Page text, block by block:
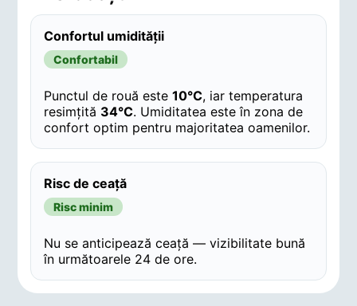
Confortul umidității
Confortabil
Punctul de rouă este10°C, iar temperatura
resimțită 34°C. Umiditatea este în zona de
confort optim pentru majoritatea oamenilor.
Risc de ceață
Risc minim
Nu se anticipează ceață — vizibilitate bună
în următoarele 24 de ore.